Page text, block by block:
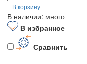
В корзину
В наличии: много
В избранное
Сравнить